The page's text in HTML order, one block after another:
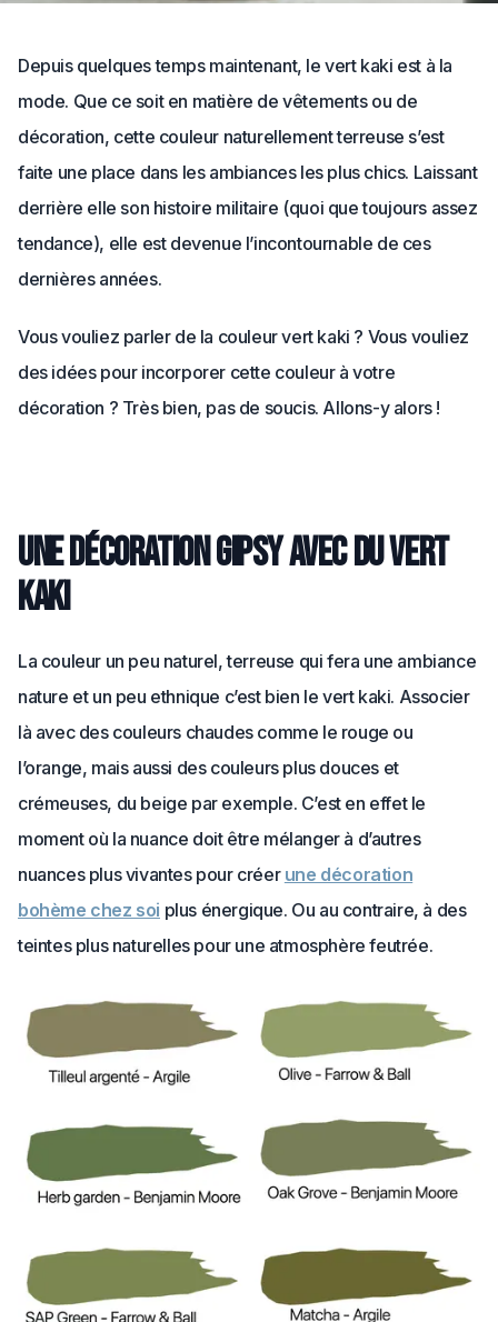
Depuis quelques temps maintenant, le vert kaki est à la
mode. Que ce soit en matière de vêtements ou de
décoration, cette couleur naturellement terreuse s’est
faite une place dans les ambiances les plus chics. Laissant
derrière elle son histoire militaire (quoi que toujours assez
tendance), elle est devenue l’incontournable de ces
dernières années.
Vous vouliez parler de la couleur vert kaki ? Vous vouliez
des idées pour incorporer cette couleur à votre
décoration ? Très bien, pas de soucis. Allons-y alors !
Une décoration gipsy avec du vert
kaki
La couleur un peu naturel, terreuse qui fera une ambiance
nature et un peu ethnique c’est bien le vert kaki. Associer
là avec des couleurs chaudes comme le rouge ou
l’orange, mais aussi des couleurs plus douces et
crémeuses, du beige par exemple. C’est en effet le
moment où la nuance doit être mélanger à d’autres
nuances plus vivantes pour créer une décoration
bohème chez soi plus énergique. Ou au contraire, à des
teintes plus naturelles pour une atmosphère feutrée.